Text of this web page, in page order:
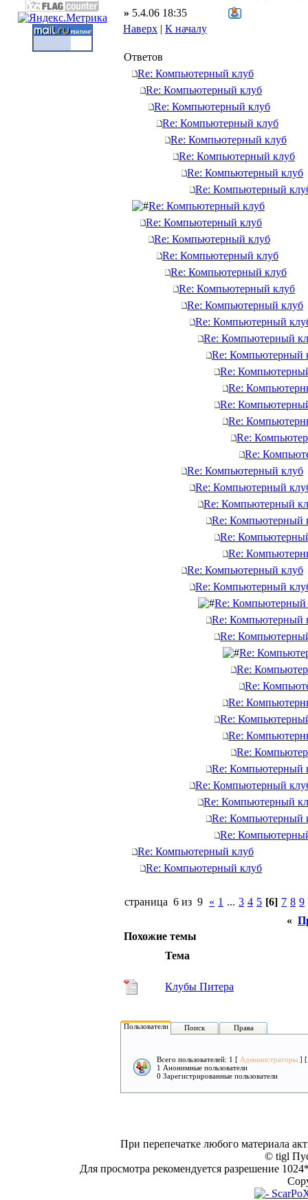
» 5.4.06 18:35
Наверх | К началу
Ответов
Re: Компьютерный клуб
Re: Компьютерный клуб
Re: Компьютерный клуб
Re: Компьютерный клуб
Re: Компьютерный клуб
Re: Компьютерный клуб
Re: Компьютерный клуб
Re: Компьютерный
Re: Компьютерный клуб
Re: Компьютерный клуб
Re: Компьютерный клуб
Re: Компьютерный клуб
Re: Компьютерный клуб
Re: Компьютерный клуб
Re: Компьютерный клуб
Re: Компьютерный
Re: Компьютерный
Re: Компьютерный
Re:
Re:
Re:
Re:
Re:
Re:
Re: Компьютерный клуб
Re: Компьютерный
Re: Компьютерный
Re: Компьютерный
Re:
Re:
Re: Компьютерный клуб
Re: Компьютерный
Re: Компьютерный
Re: Компьютерный
Re:
Re:
Re:
Re:
Re:
Re:
Re:
Re:
Re: Компьютерный
Re: Компьютерный
Re: Компьютерный
Re: Компьютерный
Re:
Re: Компьютерный клуб
Re: Компьютерный клуб
страница 6 из 9 « 1 ... 3 4 5 [6] 7 8 9
«
Похожие темы
Тема
Клубы Питера
Пользователи Поиск Права
Всего пользователей: 1 [ Администраторы ]
1 Анонимные пользователи
0 Зарегистрированные пользователи
При перепечатке любого материала
© tigl
Для просмотра рекомендуется разрешение